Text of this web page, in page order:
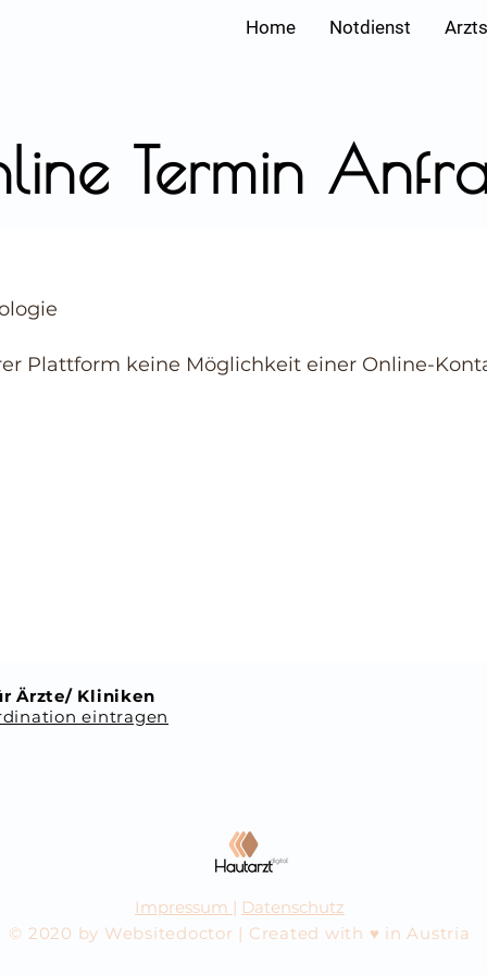
Home Notdienst
Termin
Plattform keine Möglichkeit einer Online-
Ärzte/ Kliniken
eintragen
Impressum | Datenschutz
© 2020 by Websitedoctor | Created with ♥ in Austria